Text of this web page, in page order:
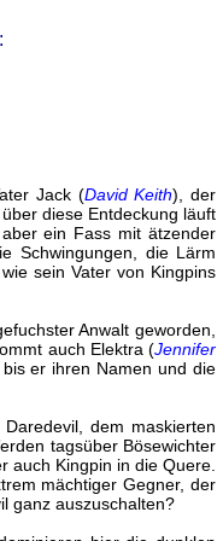
Jack (David Keith), der
diese Entdeckung läuft
ein Fass mit ätzender
Schwingungen, die Lärm
sein Vater von Kingpins
Anwalt geworden,
auch Elektra (Jennifer
er ihren Namen und die
dem maskierten
tagsüber Bösewichter
auch Kingpin in die Quere.
mächtiger Gegner, der
ganz auszuschalten?